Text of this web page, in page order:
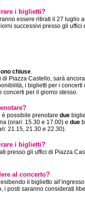
i biglietti?
essere ritirati il 27 luglio
successivi presso gli uffici
chiuse
Piazza Castello, sarà
i biglietti per i concerti
per il giorno stesso.
possibile prenotare due
(orari: 15.30 e 17.00) e due
21.15, 21.30 e 22.30).
i biglietti?
presso gli uffici di Piazza
al concerto?
il biglietto
i posti saranno considerati